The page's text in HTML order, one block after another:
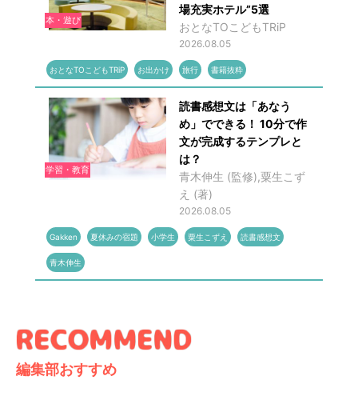
本・遊び
場充実ホテル”5選
おとなTOこどもTRiP
2026.08.05
おとなTOこどもTRiP お出かけ 旅行 書籍抜粋
学習・教育
読書感想文は「あなう
め」でできる！ 10分で作
文が完成するテンプレと
は？
青木伸生 (監修),粟生こず
え (著)
2026.08.05
Gakken 夏休みの宿題 小学生 粟生こずえ 読書感想文
青木伸生
編集部おすすめ